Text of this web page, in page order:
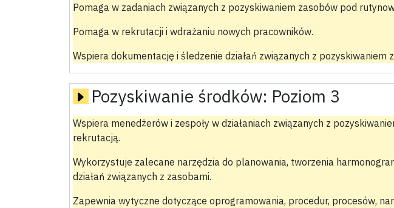
Pomaga w zadaniach związanych z pozyskiwaniem zasobów pod
Pomaga w rekrutacji i wdrażaniu nowych pracowników.
Wspiera dokumentację i śledzenie działań związanych z pozyskiwaniem
Pozyskiwanie środków: Poziom 3
Wspiera menedżerów i zespoły w działaniach związanych z
rekrutacją.
Wykorzystuje zalecane narzędzia do planowania, tworzenia
działań związanych z zasobami.
Zapewnia wytyczne dotyczące oprogramowania, procedur, procesów,